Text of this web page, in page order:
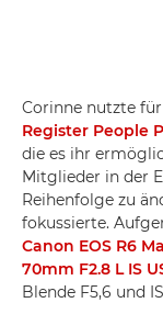
Corinne nutzte
Register People
die es ihr
Mitglieder in der
Reihenfolge zu
fokussierte.
Canon EOS R6
70mm F2.8 L IS
Blende F5,6 und